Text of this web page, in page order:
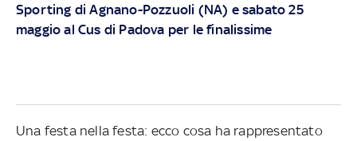
Sporting di Agnano-Pozzuoli (NA) e sabato 25
maggio al Cus di Padova per le finalissime
Una festa nella festa: ecco cosa ha rappresentato